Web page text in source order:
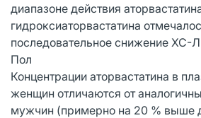
диапазоне действия
гидроксиаторвастатина
последовательное снижение
Пол
Концентрации аторвастатина в
женщин отличаются от
мужчин (примерно на 20 % выше